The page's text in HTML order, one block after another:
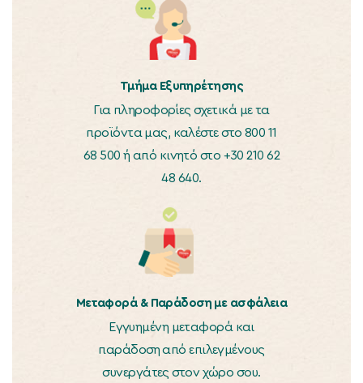
Τμήμα Εξυπηρέτησης
Για πληροφορίες σχετικά με τα
προϊόντα μας, καλέστε στο 800 11
68 500 ή από κινητό στο +30 210 62
48 640.
Μεταφορά & Παράδοση με ασφάλεια
Εγγυημένη μεταφορά και
παράδοση από επιλεγμένους
συνεργάτες στον χώρο σου.